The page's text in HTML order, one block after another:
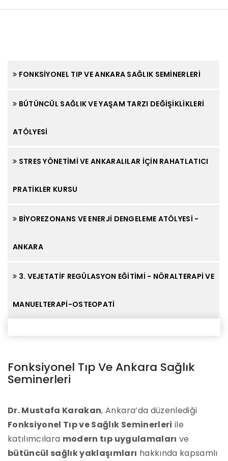
FONKSIYONEL TIP VE ANKARA SAĞLIK SEMINERLERI
BÜTÜNCÜL SAĞLIK VE YAŞAM TARZI DEĞIŞIKLIKLERI
ATÖLYESI
STRES YÖNETIMI VE ANKARALILAR İÇIN RAHATLATICI
PRATIKLER KURSU
BIYOREZONANS VE ENERJI DENGELEME ATÖLYESI -
ANKARA
3. VEJETATIF REGÜLASYON EĞITIMI - NÖRALTERAPI VE
MANUELTERAPI-OSTEOPATI
Fonksiyonel Tıp Ve Ankara Sağlık
Seminerleri
Dr. Mustafa Karakan, Ankara’da düzenlediği
Fonksiyonel Tıp ve Sağlık Seminerleri ile
katılımcılara modern tıp uygulamaları ve
bütüncül sağlık yaklaşımları hakkında kapsamlı